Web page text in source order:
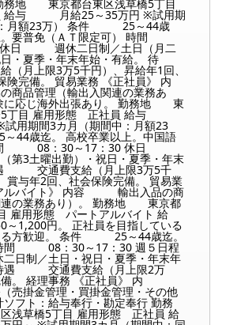
務地 東京都台東区浅草橋5丁目
給与 月給25～35万円 ※試用期
：月額23万） 条件 25～44歳
。要普免（ＡＴ限定可） 時間
休日 週休二日制／土日（月二
・夏季・年末年始・有給。 待
上限3万5千円）、昇給年1回、
険完備。 貿易業務 《正社員》 内
管理（輸出入関連の業務あ
に応じ海外出張あり。 勤務地 東
5丁目 雇用形態 正社員 給与
用期間3カ月（期間中：月額23
歳迄。 高校卒業以上。中国語
間 08：30～17：30 休日
第3土曜出勤）・祝日・夏季・年末
交通費支給（月上限3万5千
賞与年2回、社会保険完備。 貿易業
ルバイト》 内容 輸出入品の商
連の業務あり）。 勤務地 東京都
雇用形態 パートアルバイト 給
円。 正社員を目指している
る方歓迎。 条件 25～44歳迄。
間 08：30～17：30 週５日程
制／土日・祝日・夏季・年末年
遇 交通費支給（月上限2万
。 経理事務 《正社員》 内
金管理・買掛金管理・その他
フト：給与奉行・勘定奉行 勤務
草橋5丁目 雇用形態 正社員 給